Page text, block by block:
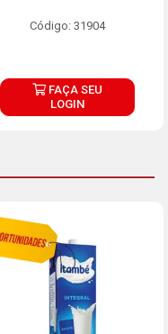
Código: 31904
FAÇA SEU
LOGIN